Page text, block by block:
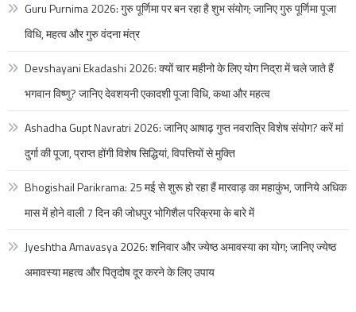
Guru Purnima 2026: गुरु पूर्णिमा पर बन रहा है शुभ संयोग; जानिए गुरु पूर्णिमा पूजा
विधि, महत्व और गुरु वंदना मंत्र
Devshayani Ekadashi 2026: क्यों चार महीनो के लिए योग निद्रा में चले जाते हैं
भगवान विष्णु? जानिए देवशयनी एकादशी पूजा विधि, कथा और महत्व
Ashadha Gupt Navratri 2026: जानिए आषाढ़ गुप्त नवरात्रि विशेष संयोग? करें मां
दुर्गा की पूजा, प्राप्त होंगी विशेष सिद्धियां, विपत्तियों से मुक्ति
Bhogishail Parikrama: 25 मई से शुरू हो रहा हैं मारवाड़ का महाकुंभ, जानिये अधिक
मास में होने वाली 7 दिन की जोधपुर भोगिशैल परिक्रमा के बारे में
Jyeshtha Amavasya 2026: शनिवार और ज्येष्ठ अमावस्या का योग; जानिए ज्येष्ठ
अमावस्या महत्व और पितृदोष दूर करने के लिए उपाय